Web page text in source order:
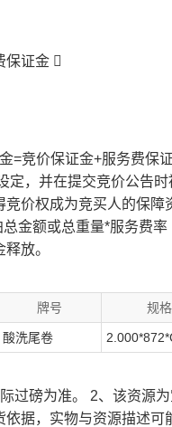
保证金 
=竞价保证金+服务费保
定，并在提交竞价公告
价权成为竞买人的保障
金额或总重量*服务费率
放。
牌号 规格
酸洗尾卷
过磅为准。 2、该资源
据，实物与资源描述